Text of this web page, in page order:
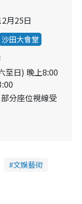
月25日
沙田大會堂
至日) 晚上8:00
分座位視線受
文娛藝術